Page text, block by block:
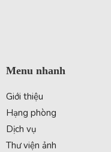
Menu nhanh
Giới thiệu
Hạng phòng
Dịch vụ
Thư viện ảnh